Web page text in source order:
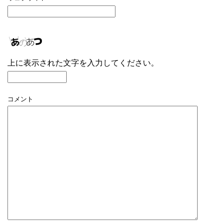
上に表示された文字を入力してください。
コメント